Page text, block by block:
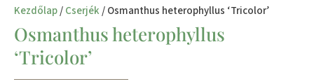
Kezdőlap/Cserjék/ Osmanthus heterophyllus ‘Tricolor’
Osmanthus heterophyllus
‘Tricolor’